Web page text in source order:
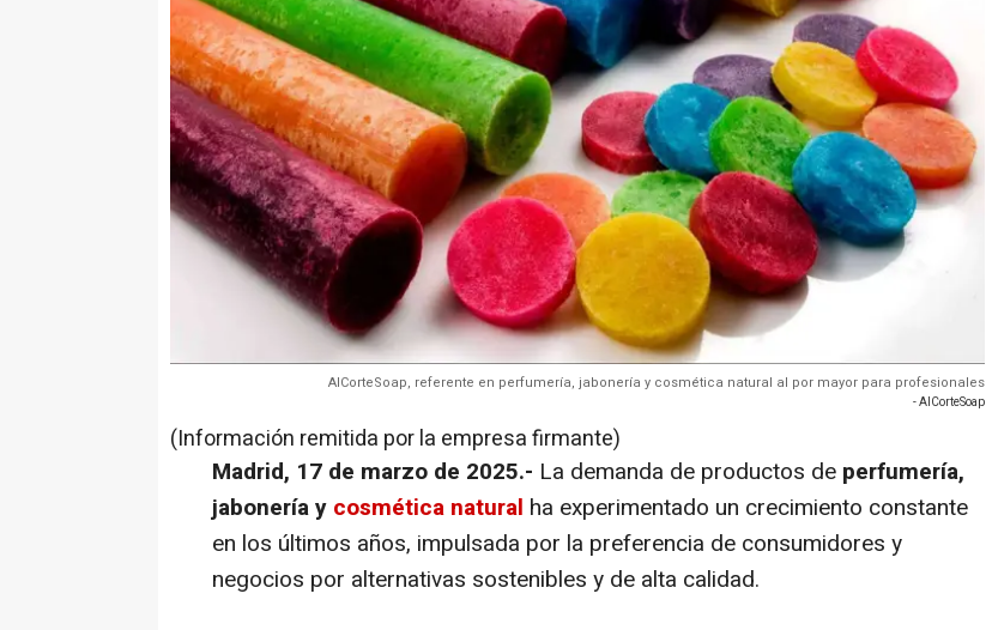
AlCorteSoap, referente en perfumería, jabonería y cosmética natural al por mayor para profesionales
- AlCorteSoap
(Información remitida por la empresa firmante)
Madrid, 17 de marzo de 2025.- La demanda de productos de perfumería,
jabonería y cosmética natural ha experimentado un crecimiento constante
en los últimos años, impulsada por la preferencia de consumidores y
negocios por alternativas sostenibles y de alta calidad.